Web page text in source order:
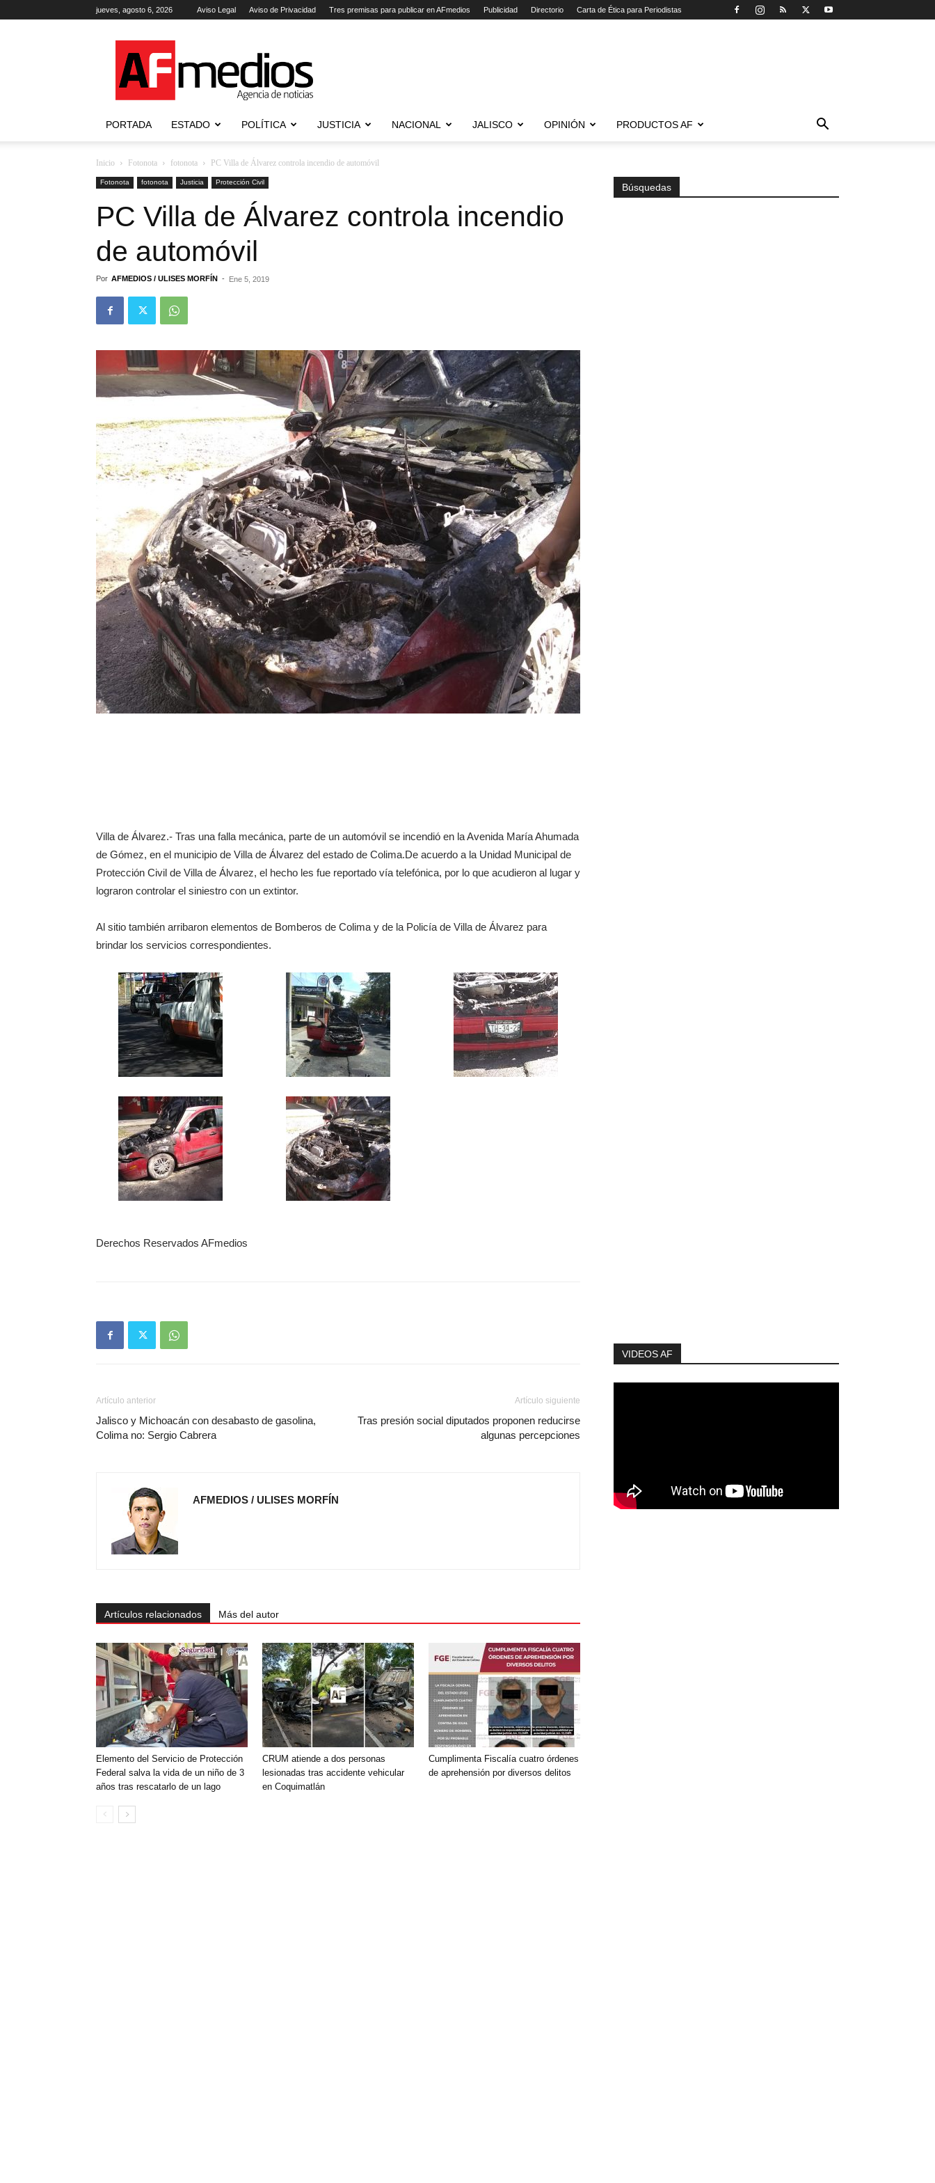
jueves, agosto 6, 2026 Aviso Legal Aviso de Privacidad Tres premisas para publicar en AFmedios Publicidad Directorio Carta de Ética para Periodistas
Agencia
de
Noticias
PORTADA ESTADO POLÍTICA JUSTICIA NACIONAL JALISCO OPINIÓN PRODUCTOS AF
Inicio Fotonota fotonota PC Villa de Álvarez controla incendio de automóvil
Fotonota fotonota Justicia Protección Civil
PC Villa de Álvarez controla incendio
de automóvil
Por AFMEDIOS / ULISES MORFÍN - Ene 5, 2019
Villa de Álvarez.- Tras una falla mecánica, parte de un automóvil se incendió en la Avenida María Ahumada
de Gómez, en el municipio de Villa de Álvarez del estado de Colima.De acuerdo a la Unidad Municipal de
Protección Civil de Villa de Álvarez, el hecho les fue reportado vía telefónica, por lo que acudieron al lugar y
lograron controlar el siniestro con un extintor.
Al sitio también arribaron elementos de Bomberos de Colima y de la Policía de Villa de Álvarez para
brindar los servicios correspondientes.
Derechos Reservados AFmedios
Artículo anterior
Jalisco y Michoacán con desabasto de gasolina,
Colima no: Sergio Cabrera
Artículo siguiente
Tras presión social diputados proponen reducirse
algunas percepciones
AFMEDIOS / ULISES MORFÍN
Artículos relacionados Más del autor
Elemento del Servicio de Protección
Federal salva la vida de un niño de 3
años tras rescatarlo de un lago
CRUM atiende a dos personas
lesionadas tras accidente vehicular
en Coquimatlán
Cumplimenta Fiscalía cuatro órdenes
de aprehensión por diversos delitos
Búsquedas
VIDEOS AF